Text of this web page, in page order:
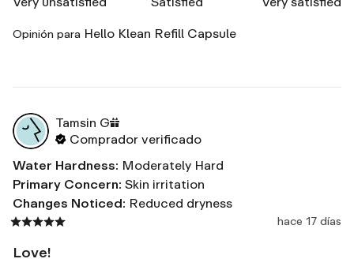
Opinión para Hello Klean Refill Capsule
Tamsin G
Comprador verificado
Water Hardness: Moderately Hard
Primary Concern: Skin irritation
Changes Noticed: Reduced dryness
hace 17 días
Love!